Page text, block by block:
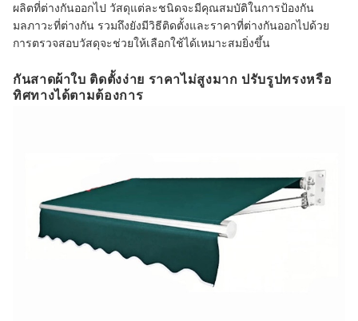
ผลิตที่ต่างกันออกไป วัสดุแต่ละชนิดจะมีคุณสมบัติในการป้องกัน
มลภาวะที่ต่างกัน รวมถึงยังมีวิธีติดตั้งและราคาที่ต่างกันออกไปด้วย
การตรวจสอบวัสดุจะช่วยให้เลือกใช้ได้เหมาะสมยิ่งขึ้น
กันสาดผ้าใบ ติดตั้งง่าย ราคาไม่สูงมาก ปรับรูปทรงหรือ
ทิศทางได้ตามต้องการ